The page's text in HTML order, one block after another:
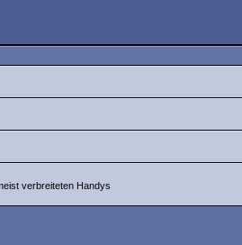
verbreiteten Handys